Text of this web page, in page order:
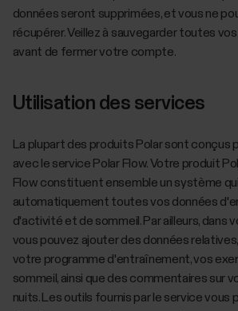
données seront supprimées, et vous ne
récupérer. Veillez à sauvegarder toutes
avant de fermer votre compte.
Utilisation des services
La plupart des produits Polar sont conçus
avec le service Polar Flow. Votre produit
Flow constituent ensemble un système
automatiquement toutes vos données
d'activité et de sommeil. Par ailleurs, dans
vous pouvez ajouter des données
votre programme d'entraînement, vos
sommeil, ainsi que des commentaires sur
nuits. Les outils fournis par le service